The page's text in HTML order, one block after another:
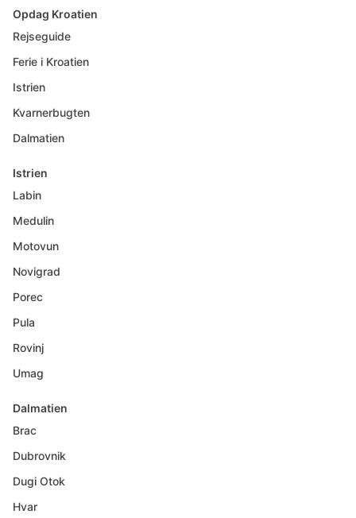
Opdag Kroatien
Rejseguide
Ferie i Kroatien
Istrien
Kvarnerbugten
Dalmatien
Istrien
Labin
Medulin
Motovun
Novigrad
Porec
Pula
Rovinj
Umag
Dalmatien
Brac
Dubrovnik
Dugi Otok
Hvar